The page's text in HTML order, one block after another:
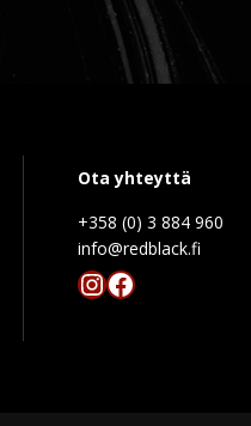
Ota yhteyttä
+358 (0) 3 884 960
info@redblack.f
Instagram
Facebook